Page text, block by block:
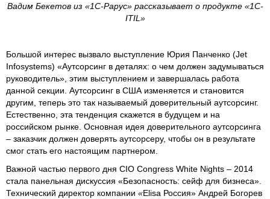
Вадим Бекетов из «1С-Рарус» рассказывает о продукте «1С-
ITIL»
Большой интерес вызвало выступление Юрия Панченко (Jet
Infosystems) «Аутсорсинг в деталях: о чем должен задумываться
руководитель», этим выступлением и завершалась работа
данной секции. Аутсорсинг в США изменяется и становится
другим, теперь это так называемый доверительный аутсорсинг.
Естественно, эта тенденция скажется в будущем и на
российском рынке. Основная идея доверительного аутсорсинга
– заказчик должен доверять аутсорсеру, чтобы он в результате
смог стать его настоящим партнером.
Важной частью первого дня CIO Congress White Nights – 2014
стала панельная дискуссия «Безопасность: сейф для бизнеса».
Технический директор компании «Elisa Россия» Андрей Богорев